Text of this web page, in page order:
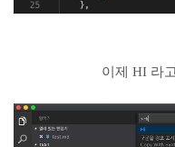
이제 HI 라